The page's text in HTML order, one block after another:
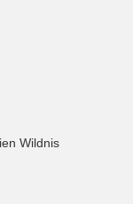
Wildnis